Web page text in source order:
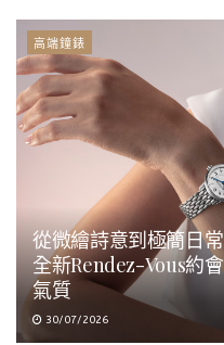
高端鐘錶
從微繪詩意到極簡日
全新Rendez-Vous約
氣質
30/07/2026